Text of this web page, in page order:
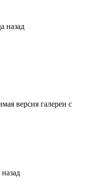
назад
версия галереи с
назад